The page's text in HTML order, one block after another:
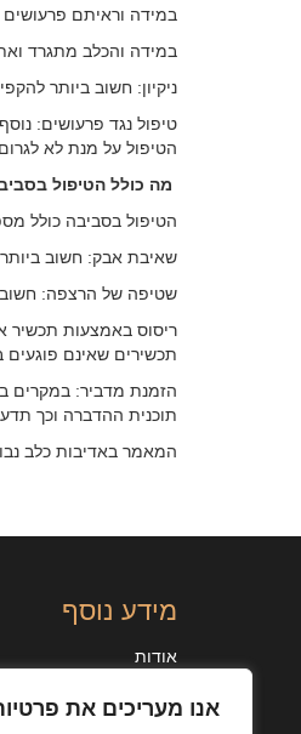
אנו מעריכים את
במידה וראיתם
במידה והכלב מתגרד
ניקיון: חשוב ביותר
טיפול נגד פרעושים:
הטיפול על מנת לא
מה כולל הטיפול
הטיפול בסביבה כולל
שאיבת אבק: חשוב
שטיפה של הרצפה: חשוב
ריסוס באמצעות תכשיר
תכשירים שאינם פוגעים
הזמנת מדביר: במקרים
תוכנית ההדברה וכך
המאמר באדיבות כלב
מידע נוסף
אודות
מאמרים